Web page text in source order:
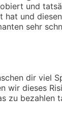
und
und
sehr
dir viel
dieses
zu bezahlen